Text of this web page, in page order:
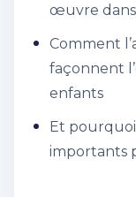
œuvre
Comment
façonnent
enfants
Et
importants